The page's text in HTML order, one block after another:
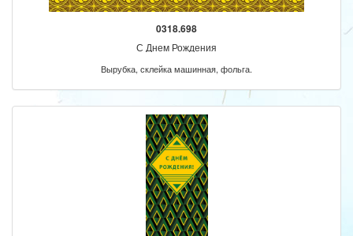
0318.698
С Днем Рождения
Вырубка, склейка машинная, фольга.